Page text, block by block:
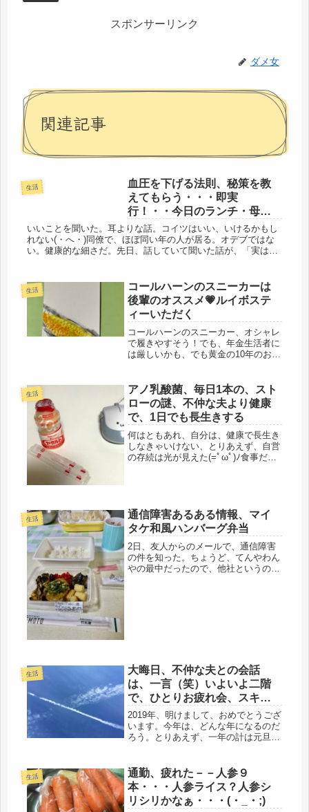
スポンサーリンク
ダメ女
関連記事
生活
血圧を下げる法則、秘策を教
えてもらう・・・即実
行！・・今日のランチ・母子
弁当
いいことを聞いた。耳よりな話。コイツはいい、いけるかもし
れない(・へ・)同僚で、ほぼ同い年の人が居る。オデブではな
い。健康的な細さだ。先日、話していて聞いた話が、「実は、
生活
コールハーンのスニーカーは
後輩のオススメ💗ルイボステ
ィーいただく
コールハーンのスニーカー、オシャレ
で履きやすそう！でも、年金生活者に
は厳しいかも、でも黄金の10年のお供
で、降られるかもしれないけど、勝負
に出て、自転車で駅前ジムへ。近所
の...
生活
アノ乳酸菌、毎日1本の、スト
ローの謎、不仲な夫より健康
で、1日でも長生きする
何はともあれ、自分は、健康で長生き
しなきゃいけない、とりあえず、自営
の存続は光が見えた(=ﾟωﾟ)ﾉ食事だ
ブ...
生活
通信障害あるある情報、マイ
タケ和風ハンバーグ弁当
2日、友人からのメールで、通信障害
の件を知った。ちょうど、てんやわん
やの最中だったので、他社というのも
生活
大晦日、不仲な夫との会話
は、一言（笑）いよいよ二階
で、ひとりお疲れ会、スキヤ
キ旨し。
2019年、明けまして、おめでとうござ
います。今年は、どんな年になるのだ
ろう。とりあえず、一年の計は元旦に
早めに準備しようと思う（笑）昨日
は、必死で年賀状を書きあげ、大き
な...
生活
通勤、疲れた－－人参９
本・・・人参ライス？人参シ
リシリかなぁ・・・(・_・;)